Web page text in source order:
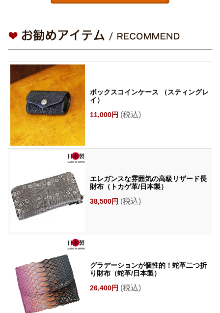
ボックスコインケース （スティングレ
イ）
11,000円 (税込)
エレガンスな雰囲気の高級リザード長
財布（トカゲ革/日本製）
38,500円 (税込)
グラデーションが個性的！蛇革二つ折
り財布（蛇革/日本製）
26,400円 (税込)